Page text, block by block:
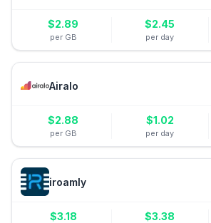
$2.89
per GB
$2.45
per day
Airalo
$2.88
per GB
$1.02
per day
iroamly
$3.18 $3.38